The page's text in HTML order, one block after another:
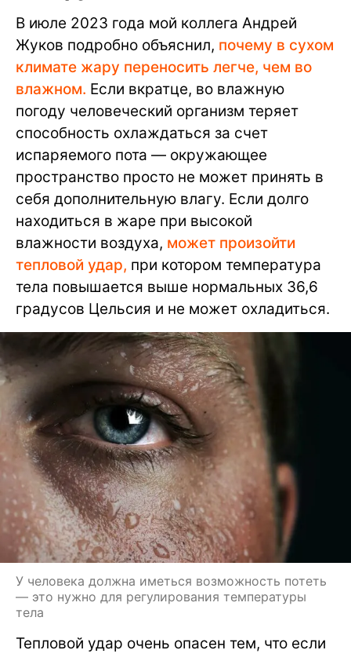
В июле 2023 года мой коллега Андрей
Жуков подробно объяснил, почему в сухом
климате жару переносить легче, чем во
влажном. Если вкратце, во влажную
погоду человеческий организм теряет
способность охлаждаться за счет
испаряемого пота — окружающее
пространство просто не может принять в
себя дополнительную влагу. Если долго
находиться в жаре при высокой
влажности воздуха, может произойти
тепловой удар, при котором температура
тела повышается выше нормальных 36,6
градусов Цельсия и не может охладиться.
У человека должна иметься возможность потеть
— это нужно для регулирования температуры
тела
Тепловой удар очень опасен тем, что если